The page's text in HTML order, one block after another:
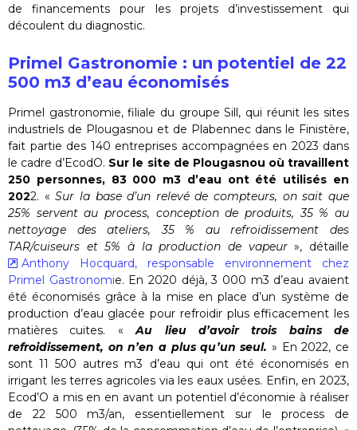
de financements pour les projets d’investissement qui
découlent du diagnostic.
Primel Gastronomie : un potentiel de 22
500 m3 d’eau économisés
Primel gastronomie, filiale du groupe Sill, qui réunit les sites
industriels de Plougasnou et de Plabennec dans le Finistère,
fait partie des 140 entreprises accompagnées en 2023 dans
le cadre d’EcodO. Sur le site de Plougasnou où travaillent
250 personnes, 83 000 m3 d’eau ont été utilisés en
2022. «Sur la base d’un relevé de compteurs, on sait que
25% servent au process, conception de produits, 35 % au
nettoyage des ateliers, 35 % au refroidissement des
TAR/cuiseurs et 5% à la production de vapeur», détaille
Anthony Hocquard, responsable environnement chez
Primel Gastronomie. En 2020 déjà, 3 000 m3 d’eau avaient
été économisés grâce à la mise en place d’un système de
production d’eau glacée pour refroidir plus efficacement les
matières cuites. « Au lieu d’avoir trois bains de
refroidissement, on n’en a plus qu’un seul. » En 2022, ce
sont 11 500 autres m3 d’eau qui ont été économisés en
irrigant les terres agricoles via les eaux usées. Enfin, en 2023,
Ecod’O a mis en en avant un potentiel d’économie à réaliser
de 22 500 m3/an, essentiellement sur le process de